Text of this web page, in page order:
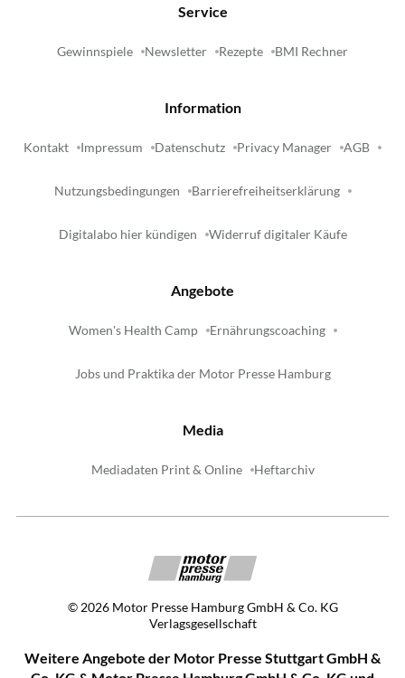
Service
Gewinnspiele Newsletter Rezepte BMI Rechner
Information
Kontakt Impressum Datenschutz Privacy Manager AGB
Nutzungsbedingungen Barrierefreiheitserklärung
Digitalabo hier kündigen Widerruf digitaler Käufe
Angebote
Women's Health Camp Ernährungscoaching
Jobs und Praktika der Motor Presse Hamburg
Media
Mediadaten Print & Online Heftarchiv
© 2026 Motor Presse Hamburg GmbH & Co. KG
Verlagsgesellschaft
Weitere Angebote der Motor Presse Stuttgart GmbH &